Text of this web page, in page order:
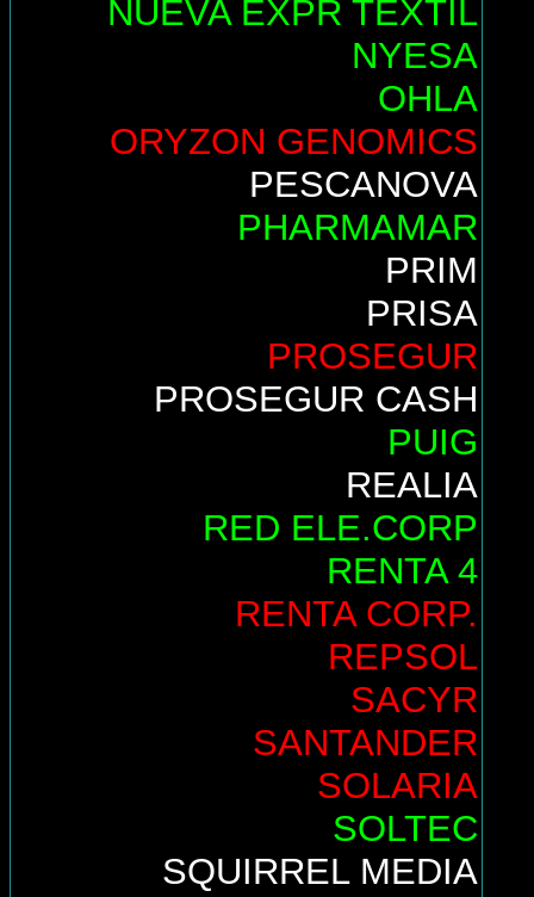
NUEVA EXPR TEXTIL
NYESA
OHLA
ORYZON GENOMICS
PESCANOVA
PHARMAMAR
PRIM
PRISA
PROSEGUR
PROSEGUR CASH
PUIG
REALIA
RED ELE.CORP
RENTA 4
RENTA CORP.
REPSOL
SACYR
SANTANDER
SOLARIA
SOLTEC
SQUIRREL MEDIA